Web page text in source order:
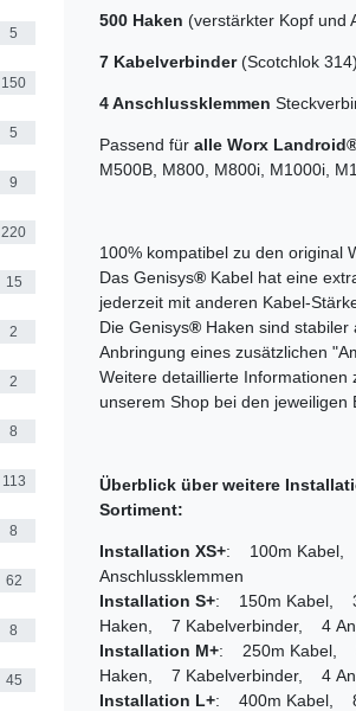
5
150
5
9
220
15
2
2
8
113
8
62
8
45
500 Haken (verstärkter Kopf und
7 Kabelverbinder(Scotchlok
4 Anschlussklemmen
Passend für alle Worx
M500B, M800, M800i, M1000i,
100% kompatibel zu den original
Das Genisys® Kabel hat eine
jederzeit mit anderen Kabel-
Die Genisys® Haken sind
Anbringung eines zusätzlichen
Weitere detaillierte Informationen
unserem Shop bei den jeweiligen
Überblick über weitere
Sortiment:
Installation XS+: 100m
Anschlussklemmen
Installation S+: 150m Kabel,
Haken, 7 Kabelverbinder, 4
Installation M+: 250m Kabel,
Haken, 7 Kabelverbinder, 4
Installation L+: 400m Kabel,